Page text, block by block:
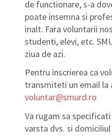
de functionare, s-a
poate insemna si
inalt. Fara voluntarii
studenti, elevi, etc.
ziua de azi.
Pentru inscrierea ca
transmiteti un email la
voluntar@smurd.ro
Va rugam sa
varsta dvs. si